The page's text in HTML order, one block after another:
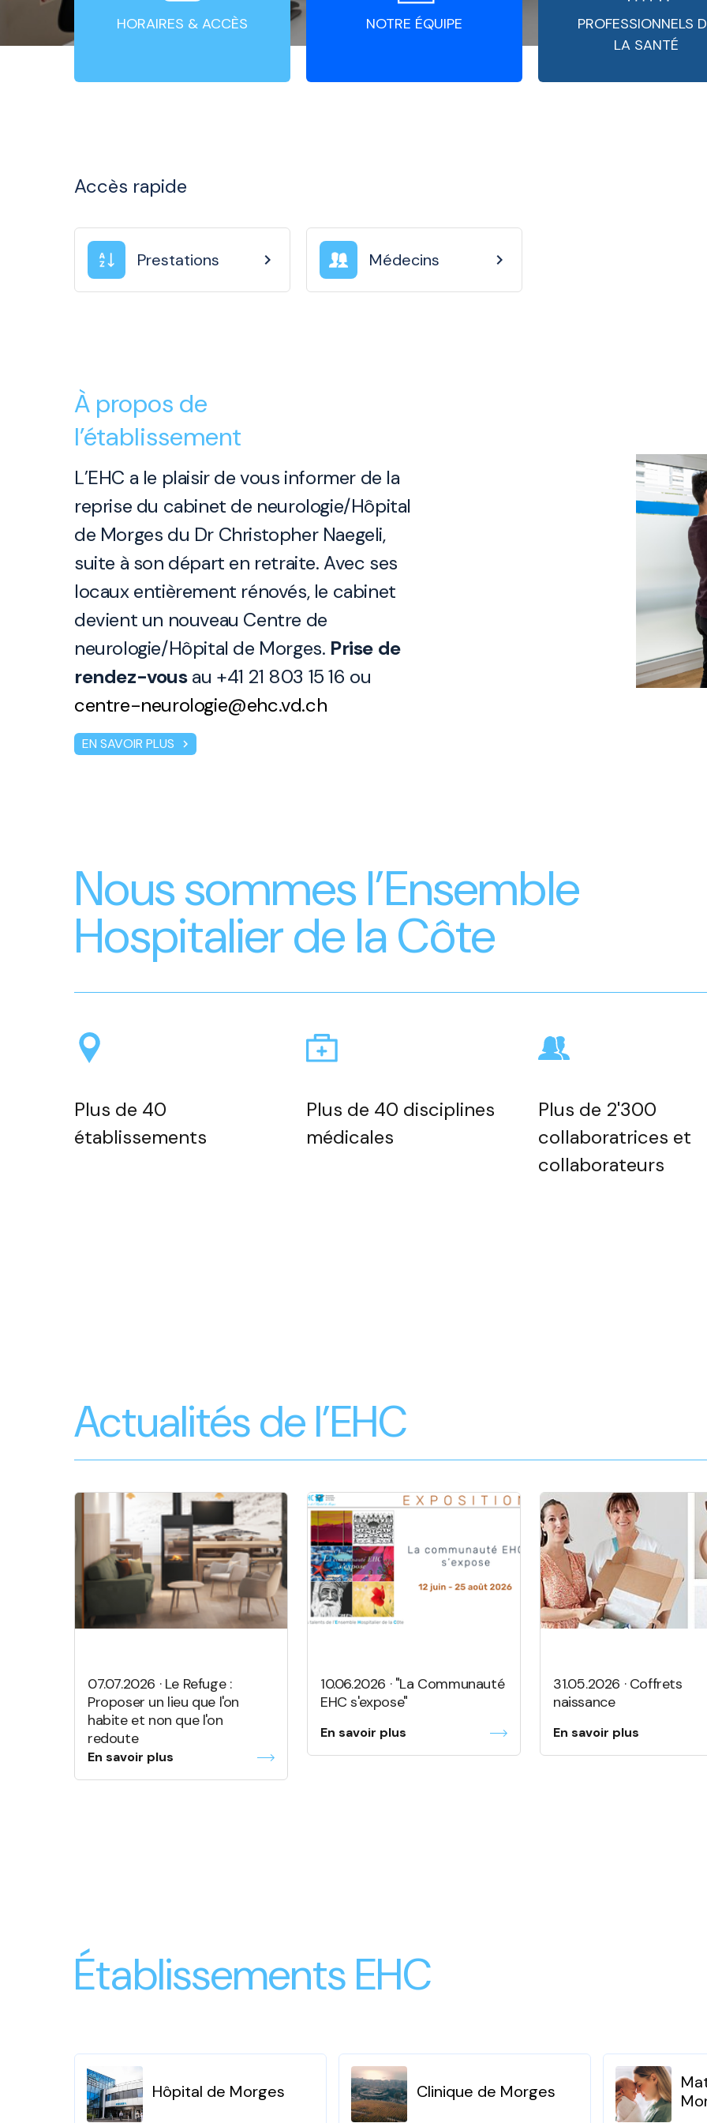
HORAIRES & ACCÈS NOTRE ÉQUIPE
PROFESSIONNELS
LA SANTÉ
Accès rapide
Prestations chevron_right Médecins chevron_right
À propos de
l’établissement
L’EHC a le plaisir de vous informer de la
reprise du cabinet de neurologie/Hôpital
de Morges du Dr Christopher Naegeli,
suite à son départ en retraite. Avec ses
locaux entièrement rénovés, le cabinet
devient un nouveau Centre de
neurologie/Hôpital de Morges. Prise de
rendez-vousau +41 21 803 15 16 ou
centre-neurologie@ehc.vd.ch
EN SAVOIR PLUS chevron_right
Nous sommes l’Ensemble
Hospitalier de la Côte
Plus de 40
établissements
Plus de 40 disciplines
médicales
Plus de 2'300
collaboratrices et
collaborateurs
Actualités de l’EHC
07.07.2026 · Le Refuge :
Proposer un lieu que l'on
habite et non que l'on
redoute
En savoir plus
10.06.2026 · "La Communauté
EHC s'expose"
En savoir plus
31.05.2026 · Coffrets
naissance
En savoir plus
Établissements EHC
Hôpital de Morges Clinique de Morges